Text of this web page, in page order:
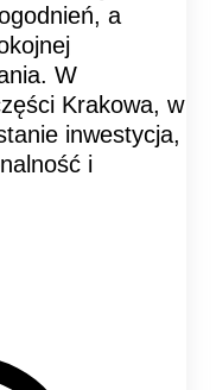
a
W
Krakowa, w
inwestycja,
i